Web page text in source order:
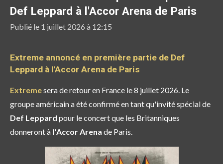
Def Leppard à l'Accor Arena de Paris
Publié le 1 juillet 2026 à 12:15
Extreme annoncé en première partie de Def
Leppard à l'Accor Arena de Paris
Extremesera de retour en France le 8 juillet 2026. Le
groupe américain a été confirmé en tant qu'invité spécial de
Def Leppard pour le concert que les Britanniques
donneront à l'Accor Arena de Paris.